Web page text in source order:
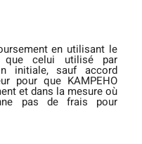
en utilisant le
que celui utilisé par
initiale, sauf accord
pour que KAMPEHO
et dans la mesure où
pas de frais pour